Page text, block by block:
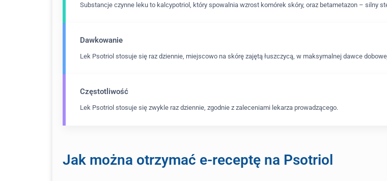
Substancje czynne leku to kalcypotriol, który spowalnia wzrost komórek skóry, oraz betametazon – silny
Dawkowanie
Lek Psotriol stosuje się raz dziennie, miejscowo na skórę zajętą łuszczycą, w maksymalnej dawce
Częstotliwość
Lek Psotriol stosuje się zwykle raz dziennie, zgodnie z zaleceniami lekarza prowadzącego.
Jak można otrzymać e-receptę na Psotriol